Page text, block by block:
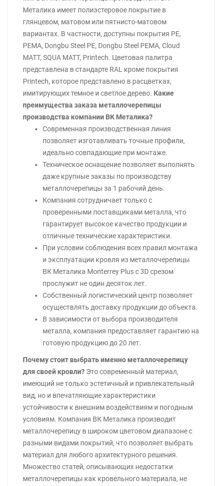
Металика имеет полиэстеровое покрытие в
глянцевом, матовом или пятнисто-матовом
вариантах. В частности, доступны покрытия PE,
PEMA, Dongbu Steel PE, Dongbu Steel PEMA, Cloud
MATT, SQUA MATT, Printech. Цветовая палитра
представлена в стандарте RAL кроме покрытия
Printech, которое представлено в расцветках,
имитирующих темное и светлое дерево. Какие
преимущества заказа металлочерепицы
производства компании ВК Металика?
Современная производственная линия
позволяет изготавливать точные профили,
идеально совпадающие при монтаже.
Техническое оснащение позволяет выполнять
даже крупные заказы по производству
металлочерепицы за 1 рабочий день.
Компания сотрудничает только с
проверенными поставщиками металла, что
гарантирует высокое качество продукции и
отличные технические характеристики.
При условии соблюдения всех правил монтажа
и эксплуатации кровля из металлочерепицы
ВК Металика Monterrey Plus с 3D срезом
прослужит не один десяток лет.
Собственный логистический центр позволяет
осуществлять доставку продукции до объекта.
В зависимости от выбора производителя
металла, компания предоставляет гарантию на
готовую продукцию до 20 лет.
Почему стоит выбрать именно металлочерепицу
для своей кровли? Это современный материал,
имеющий не только эстетичный и привлекательный
вид, но и впечатляющие характеристики
устойчивости к внешним воздействиям и погодным
условиям. Компания ВК Металика производит
металлочерепицу в широком цветовом диапазоне с
разными видами покрытий, что позволяет выбрать
материал для любого архитектурного решения.
Множество статей, описывающих недостатки
металлочерепицы как кровельного материала, не